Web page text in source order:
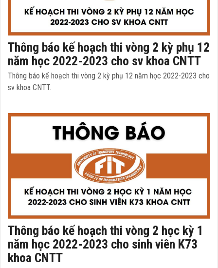
Thông báo kế hoạch thi vòng 2 kỳ phụ 12
năm học 2022-2023 cho sv khoa CNTT
Thông báo kế hoạch thi vòng 2 kỳ phụ 12 năm học 2022-2023 cho
sv khoa CNTT.
Thông báo kế hoạch thi vòng 2 học kỳ 1
năm học 2022-2023 cho sinh viên K73
khoa CNTT